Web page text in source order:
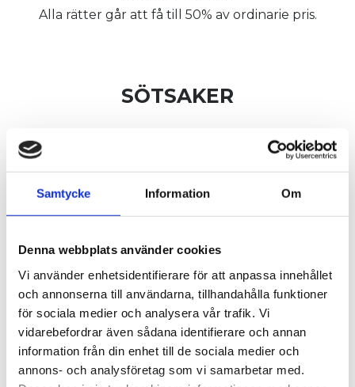
Samtycke Information Om
Denna webbplats använder cookies
Vi använder enhetsidentifierare för att anpassa innehållet
och annonserna till användarna, tillhandahålla funktioner
för sociala medier och analysera vår trafik. Vi
vidarebefordrar även sådana identifierare och annan
information från din enhet till de sociala medier och
annons- och analysföretag som vi samarbetar med.
Alla rätter går att få till 50% av ordinarie pris.
SÖTSAKER
GÄSTIS MARÄNGSVISS
Vaniljglass, banan, maränger & chokladsås
CHOKLADFONDANT
Chokladfondant, vaniljglass & halloncoulis
135kr